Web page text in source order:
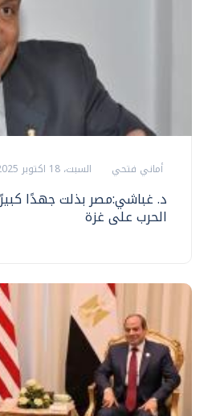
أماني فتحي السبت، 18 اكتوبر 2025 05:17 ص
د. غباشي:مصر بذلت جهدًا
الحرب على غزة